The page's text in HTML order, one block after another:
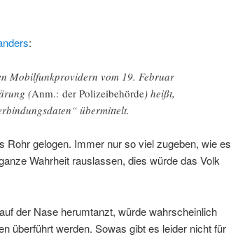
:
Mobilfunkprovidern vom 19. Februar
(Anm.: der Polizeibehörde) heißt,
übermittelt.
Rohr gelogen. Immer nur so viel zugeben, wie es
Wahrheit rauslassen, dies würde das Volk
der Nase herumtanzt, würde wahrscheinlich
überführt werden. Sowas gibt es leider nicht für